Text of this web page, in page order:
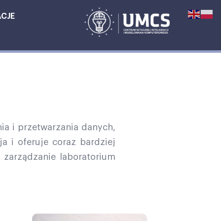
i przetwarzania danych,
i oferuje coraz bardziej
laboratorium